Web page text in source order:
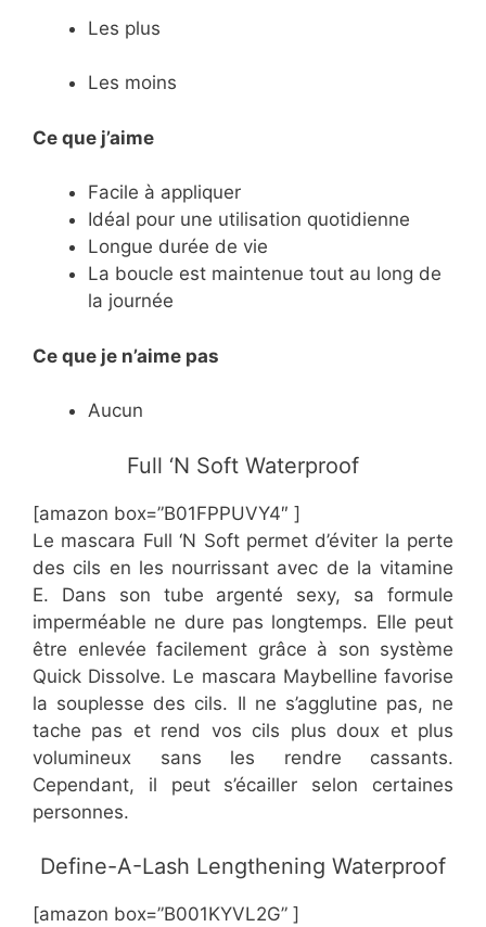
Les plus
Les moins
Ce que j’aime
Facile à appliquer
Idéal pour une utilisation quotidienne
Longue durée de vie
La boucle est maintenue tout au long de
la journée
Ce que je n’aime pas
Aucun
​Full ‘N Soft Waterproof
[amazon box=”B01FPPUVY4″ ]
Le mascara Full ‘N Soft permet d’éviter la perte
des cils en les nourrissant avec de la vitamine
E. Dans son tube argenté sexy, sa formule
imperméable ne dure pas longtemps. Elle peut
être enlevée facilement grâce à son système
Quick Dissolve. Le mascara Maybelline favorise
la souplesse des cils. Il ne s’agglutine pas, ne
tache pas et rend vos cils plus doux et plus
volumineux sans les rendre cassants.
Cependant, il peut s’écailler selon certaines
personnes.
​Define-A-Lash Lengthening Waterproof
[amazon box=”B001KYVL2G” ]